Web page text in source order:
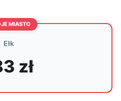
MIASTO
Ełk
zł